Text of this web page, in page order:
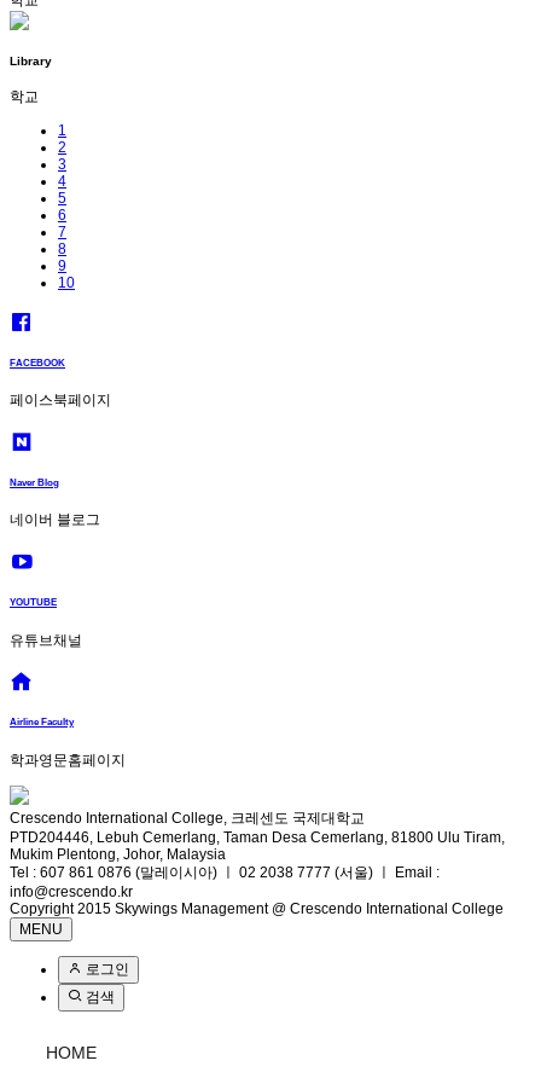
Library
학교
1
2
3
4
5
6
7
8
9
10
FACEBOOK
페이스북페이지
Naver Blog
네이버 블로그
YOUTUBE
유튜브채널
Airline Faculty
학과영문홈페이지
Crescendo International College, 크레센도 국제대학교
PTD204446, Lebuh Cemerlang, Taman Desa Cemerlang, 81800 Ulu Tiram,
Mukim Plentong, Johor, Malaysia
Tel : 607 861 0876 (말레이시아) ㅣ 02 2038 7777 (서울) ㅣ Email :
info@crescendo.kr
Copyright 2015 Skywings Management @ Crescendo International College
MENU
로그인
검색
HOME